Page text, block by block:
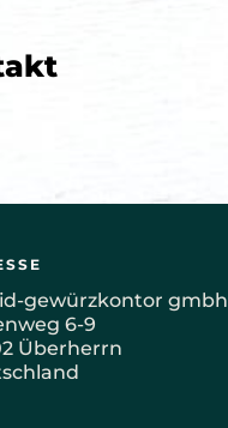
gewürzkontor gmbh
6-9
Überherrn